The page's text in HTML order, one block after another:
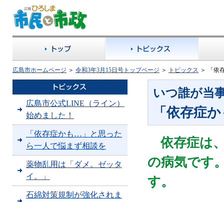
広島市ホームページ ＞ 令和3年3月15日号トップページ ＞ トピックス ＞ 「
いつ誰が当
「依存症
依存症は
の病気です
す。
広島市公式LINE（ライン）
始めました！
「依存症かも…」と思った
ら一人で悩まず相談を
薬物乱用は「ダメ。ゼッタ
イ。」
石綿対策規制が強化されま